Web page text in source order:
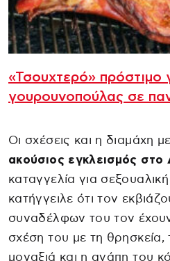
«Τσουχτερό» πρόστιμο
γουρουνοπούλας σε
Οι σχέσεις και η διαμάχη
ακούσιος εγκλεισμός στο
καταγγελία για
κατήγγειλε ότι τον
συναδέλφων του τον
σχέση του με τη θρησκεία,
μοναξιά και η αγάπη του